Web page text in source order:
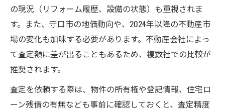
の現況（リフォーム履歴、設備の状態）も重視されま
す。また、守口市の地価動向や、2024年以降の不動産市
場の変化も加味する必要があります。不動産会社によっ
て査定額に差が出ることもあるため、複数社での比較が
推奨されます。
査定を依頼する際は、物件の所有権や登記情報、住宅ロ
ーン残債の有無なども事前に確認しておくと、査定精度